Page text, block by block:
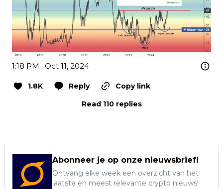
1:18 PM · Oct 11, 2024
1.8K Reply
Copy link
Read 110 replies
Abonneer je op onze nieuwsbrief!
Ontvang elke week een overzicht van het
laatste en meest relevante crypto nieuws!